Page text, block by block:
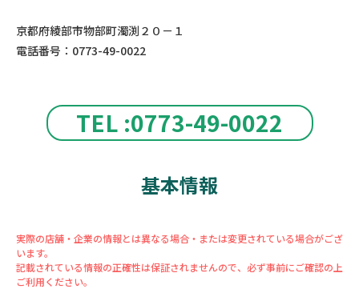
TEL :0773-49-0022
京都府綾部市物部町濁渕２０－１
電話番号：0773-49-0022
基本情報
実際の店舗・企業の情報とは異なる場合・または変更されている場合がござ
います。
記載されている情報の正確性は保証されませんので、必ず事前にご確認の上
ご利用ください。